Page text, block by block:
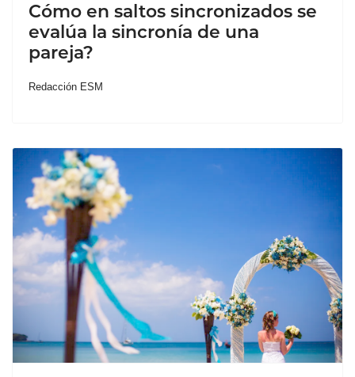
Cómo en saltos sincronizados se
evalúa la sincronía de una
pareja?
Redacción ESM